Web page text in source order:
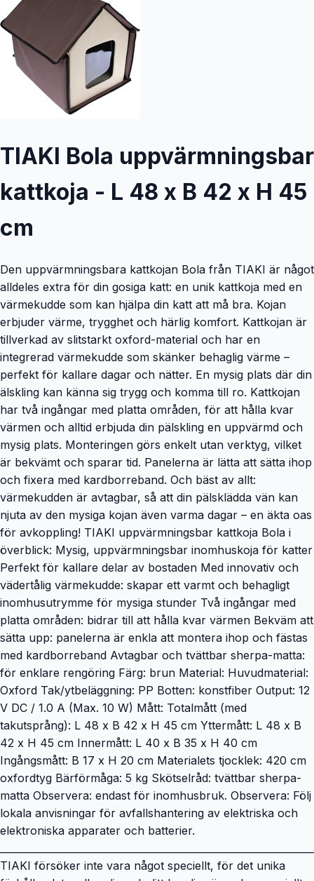
TIAKI Bola uppvärmningsbar
kattkoja - L 48 x B 42 x H 45
cm
Den uppvärmningsbara kattkojan Bola från TIAKI är något
alldeles extra för din gosiga katt: en unik kattkoja med en
värmekudde som kan hjälpa din katt att må bra. Kojan
erbjuder värme, trygghet och härlig komfort. Kattkojan är
tillverkad av slitstarkt oxford-material och har en
integrerad värmekudde som skänker behaglig värme –
perfekt för kallare dagar och nätter. En mysig plats där din
älskling kan känna sig trygg och komma till ro. Kattkojan
har två ingångar med platta områden, för att hålla kvar
värmen och alltid erbjuda din pälskling en uppvärmd och
mysig plats. Monteringen görs enkelt utan verktyg, vilket
är bekvämt och sparar tid. Panelerna är lätta att sätta ihop
och fixera med kardborreband. Och bäst av allt:
värmekudden är avtagbar, så att din pälsklädda vän kan
njuta av den mysiga kojan även varma dagar – en äkta oas
för avkoppling! TIAKI uppvärmningsbar kattkoja Bola i
överblick: Mysig, uppvärmningsbar inomhuskoja för katter
Perfekt för kallare delar av bostaden Med innovativ och
vädertålig värmekudde: skapar ett varmt och behagligt
inomhusutrymme för mysiga stunder Två ingångar med
platta områden: bidrar till att hålla kvar värmen Bekväm att
sätta upp: panelerna är enkla att montera ihop och fästas
med kardborreband Avtagbar och tvättbar sherpa-matta:
för enklare rengöring Färg: brun Material: Huvudmaterial:
Oxford Tak/ytbeläggning: PP Botten: konstfiber Output: 12
V DC / 1.0 A (Max. 10 W) Mått: Totalmått (med
takutsprång): L 48 x B 42 x H 45 cm Yttermått: L 48 x B
42 x H 45 cm Innermått: L 40 x B 35 x H 40 cm
Ingångsmått: B 17 x H 20 cm Materialets tjocklek: 420 cm
oxfordtyg Bärförmåga: 5 kg Skötselråd: tvättbar sherpa-
matta Observera: endast för inomhusbruk. Observera: Följ
lokala anvisningar för avfallshantering av elektriska och
elektroniska apparater och batterier.
TIAKI försöker inte vara något speciellt, för det unika